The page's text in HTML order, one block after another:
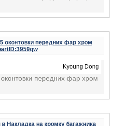
Kyoung Dong
передних фар хром